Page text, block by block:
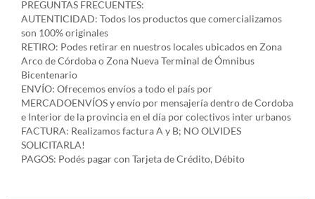
PREGUNTAS FRECUENTES:
AUTENTICIDAD: Todos los productos que comercializamos
son 100% originales
RETIRO: Podes retirar en nuestros locales ubicados en Zona
Arco de Córdoba o Zona Nueva Terminal de Ómnibus
Bicentenario
ENVÍO: Ofrecemos envíos a todo el país por
MERCADOENVÍOS y envío por mensajería dentro de Cordoba
e Interior de la provincia en el día por colectivos inter urbanos
FACTURA: Realizamos factura A y B; NO OLVIDES
SOLICITARLA!
PAGOS: Podés pagar con Tarjeta de Crédito, Débito